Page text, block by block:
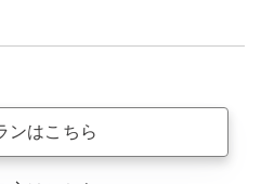
ンはこちら